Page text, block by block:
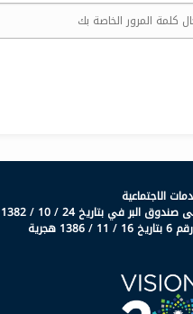
الاجتماعية
في بتاريخ 24 / 10 / 1382 هجرية
هجرية